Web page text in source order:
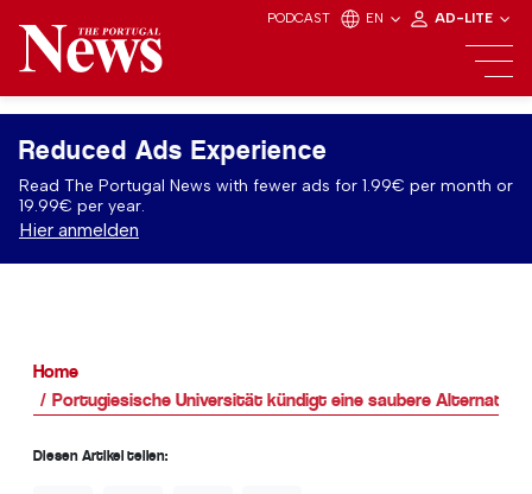
PODCAST EN AD-LITE
Reduced Ads Experience
Read The Portugal News with fewer ads for 1.99€ per month or
19.99€ per year.
Hier anmelden
Home
Portugiesische Universität kündigt eine saubere Alternative
Diesen Artikel teilen: